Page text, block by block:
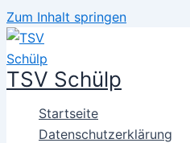
Zum Inhalt springen
TSV Schülp
Startseite
Datenschutzerklärung